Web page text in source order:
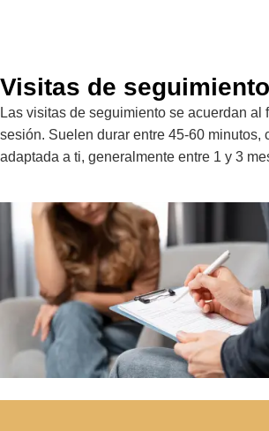
Visitas de seguimiento
Las visitas de seguimiento se acuerdan al
sesión. Suelen durar entre 45-60 minutos,
adaptada a ti, generalmente entre 1 y 3